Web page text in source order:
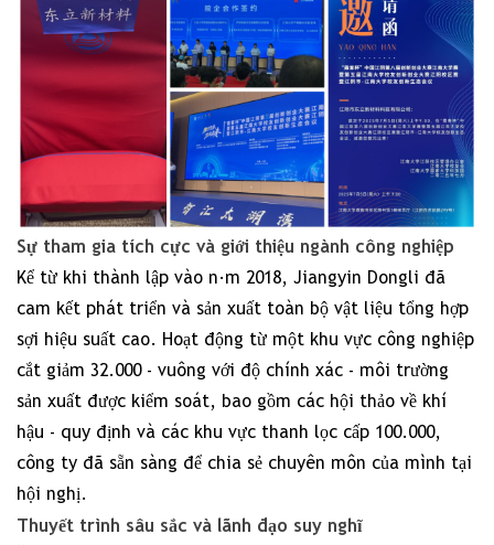
Sự tham gia tích cực và giới thiệu ngành công nghiệp
Kể từ khi thành lập vào năm 2018, Jiangyin Dongli đã
cam kết phát triển và sản xuất toàn bộ vật liệu tổng hợp
sợi hiệu suất cao. Hoạt động từ một khu vực công nghiệp
cắt giảm 32.000 - vuông với độ chính xác - môi trường
sản xuất được kiểm soát, bao gồm các hội thảo về khí
hậu - quy định và các khu vực thanh lọc cấp 100.000,
công ty đã sẵn sàng để chia sẻ chuyên môn của mình tại
hội nghị.
Thuyết trình sâu sắc và lãnh đạo suy nghĩ